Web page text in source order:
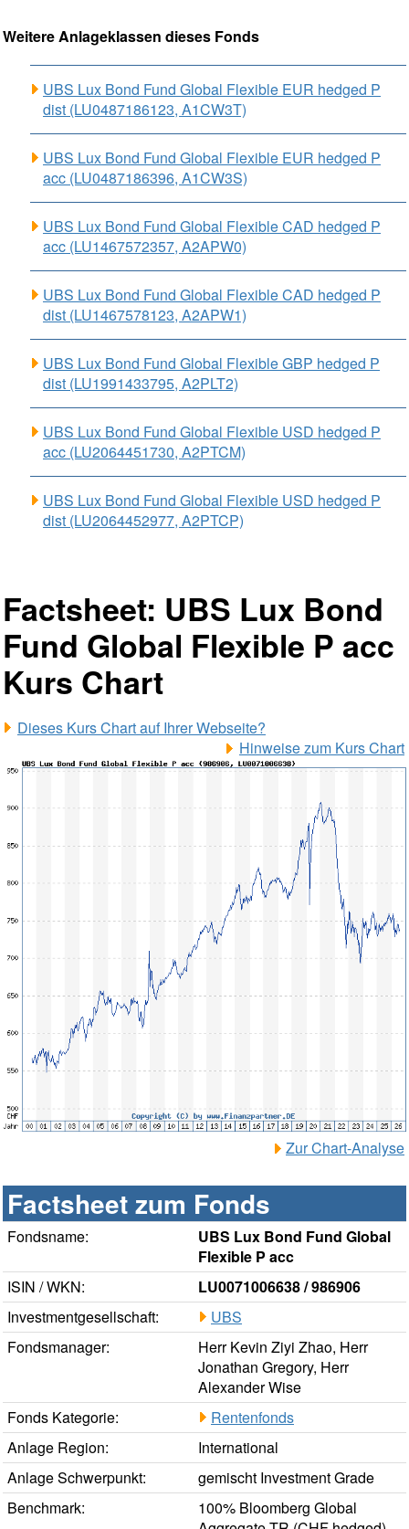
Weitere Anlageklassen dieses Fonds
UBS Lux Bond Fund Global Flexible EUR hedged P
dist (LU0487186123, A1CW3T)
UBS Lux Bond Fund Global Flexible EUR hedged P
acc (LU0487186396, A1CW3S)
UBS Lux Bond Fund Global Flexible CAD hedged P
acc (LU1467572357, A2APW0)
UBS Lux Bond Fund Global Flexible CAD hedged P
dist (LU1467578123, A2APW1)
UBS Lux Bond Fund Global Flexible GBP hedged P
dist (LU1991433795, A2PLT2)
UBS Lux Bond Fund Global Flexible USD hedged P
acc (LU2064451730, A2PTCM)
UBS Lux Bond Fund Global Flexible USD hedged P
dist (LU2064452977, A2PTCP)
Factsheet: UBS Lux Bond
Fund Global Flexible P acc
Kurs Chart
Dieses Kurs Chart auf Ihrer Webseite?
Hinweise zum Kurs Chart
Zur Chart-Analyse
Factsheet zum Fonds
Fondsname:
UBS Lux Bond Fund Global
Flexible P acc
ISIN / WKN:
LU0071006638 / 986906
Investmentgesellschaft:
UBS
Fondsmanager:
Herr Kevin Ziyi Zhao, Herr
Jonathan Gregory, Herr
Alexander Wise
Fonds Kategorie:
Rentenfonds
Anlage Region:
International
Anlage Schwerpunkt:
gemischt Investment Grade
Benchmark:
100% Bloomberg Global